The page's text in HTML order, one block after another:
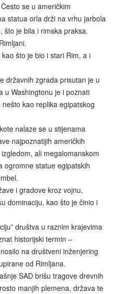
se u američkim
statua orla drži na vrhu jarbola
što je bila i rimska praksa.
što je bio i stari Rim, a i
državnih zgrada prisutan je u
u Washingtonu je i poznati
kao replika egipatskog
nalaze se u stijenama
najpoznatijih američkih
ali megalomanskom
ogromne statue egipatskih
i gradove kroz vojnu,
dominaciju, kao što je činio i
društva u raznim krajevima
historijski termin –
na društveni inženjering
od Rimljana.
SAD brišu tragove drevnih
manjih plemena, država te